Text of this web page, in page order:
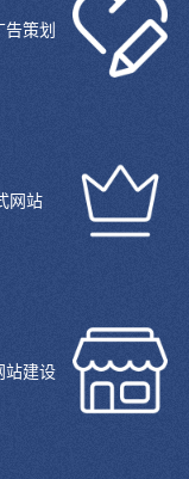
策划
网站
站建设